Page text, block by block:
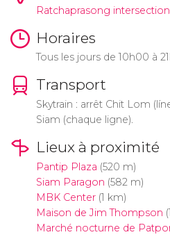
Ratchaprasong
Horaires
Tous les jours de 10h00 à
Transport
Skytrain : arrêt Chit Lom
Siam (chaque ligne).
Lieux à proximité
Pantip Plaza (520 m)
Siam Paragon (582 m)
MBK Center(1 km)
Maison de Jim Thompson
Marché nocturne de